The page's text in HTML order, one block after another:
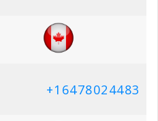
+16478024483